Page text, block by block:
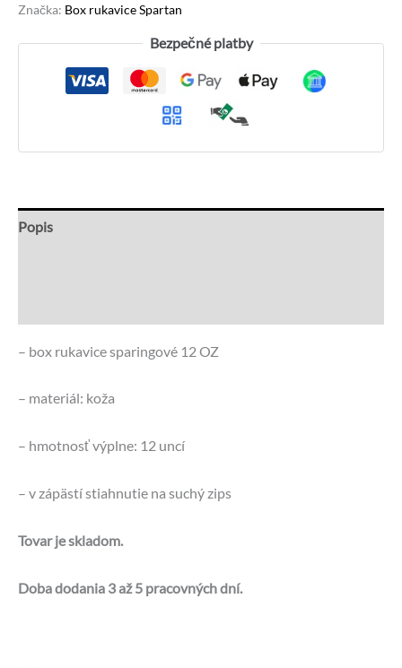
Značka: Box rukavice Spartan
Bezpečné platby
Popis
– box rukavice sparingové 12 OZ
– materiál: koža
– hmotnosť výplne: 12 uncí
– v zápästí stiahnutie na suchý zips
Tovar je skladom.
Doba dodania 3 až 5 pracovných dní.